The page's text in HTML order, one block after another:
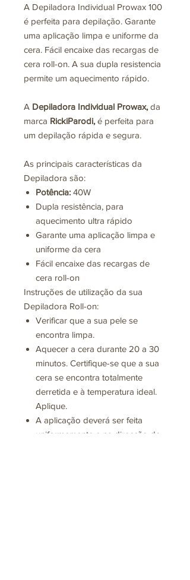
A Depiladora Individual Prowax 100
é perfeita para depilação. Garante
uma aplicação limpa e uniforme da
cera. Fácil encaixe das recargas de
cera roll-on. A sua dupla resistencia
permite um aquecimento rápido.
A Depiladora Individual Prowax, da
marca RickiParodi, é perfeita para
um depilação rápida e segura.
As principais características da
Depiladora são:
Potência: 40W
Dupla resistência, para
aquecimento ultra rápido
Garante uma aplicação limpa e
uniforme da cera
Fácil encaixe das recargas de
cera roll-on
Instruções de utilização da sua
Depiladora Roll-on:
Verificar que a sua pele se
encontra limpa.
Aquecer a cera durante 20 a 30
minutos. Certifique-se que a sua
cera se encontra totalmente
derretida e à temperatura ideal.
Aplique.
A aplicação deverá ser feita
uniformemente e na direcção do